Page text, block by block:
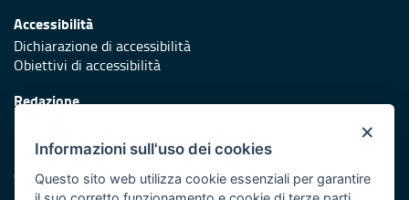
Accessibilità
Dichiarazione di accessibilità
Obiettivi di accessibilità
Redazione
Protezione civile
Vai al sito di Protezione Civile Puglia
×
Informazioni sull'uso dei cookies
Questo sito web utilizza cookie essenziali per garantire